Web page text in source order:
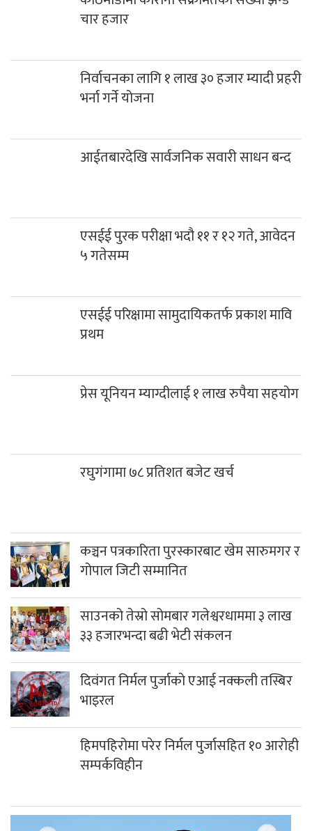
चार हजार
निर्वाचनका लागि १ लाख ३० हजार म्यादी प्रहरी
भर्ना गर्ने योजना
आईतबारदेखि सार्वजनिक सवारी साधन बन्द
एसईई पुरक परीक्षा भदौ ११ र १२ गते, आवेदन
५ गतेसम्म
एसईई परिक्षामा सामुदायिकतर्फ प्रकाश मावि
प्रथम
प्रेस यूनियन म्याग्दीलाई १ लाख रुपैया सहयोग
रघुगंगामा ७८ प्रतिशत बजेट खर्च
कञ्चन पत्रकारिता पुरस्कारबाट खेम सारुमगर र
गोपाल जिटी सम्मानित
साउनको तेस्रो सोमबार गलेश्वरधाममा ३ लाख
३३ हजारभन्दा बढी भेटी संकलन
दिवंगत निर्मल पुर्जाको एआई नक्कली तस्बिर
भाइरल
हिमपहिरोमा परेर निर्मल पुर्जासहित १० आरोही
सम्पर्कविहीन